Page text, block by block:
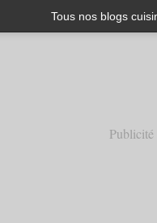
Tous nos blogs
Publicité